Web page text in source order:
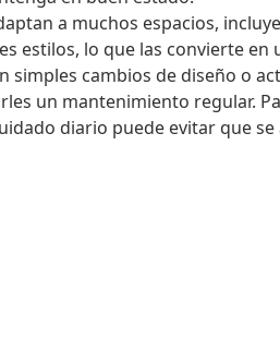
a muchos espacios,
estilos, lo que las convierte en
cambios de diseño o
un mantenimiento regular.
diario puede evitar que